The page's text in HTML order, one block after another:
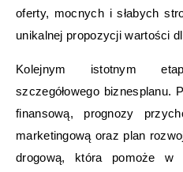
oferty, mocnych i słabych
unikalnej propozycji wartości
Kolejnym istotnym
szczegółowego biznesplanu.
finansową, prognozy
marketingową oraz plan
drogową, która pomoże w